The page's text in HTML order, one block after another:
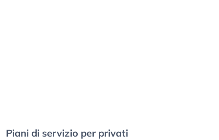
Piani di servizio per privati